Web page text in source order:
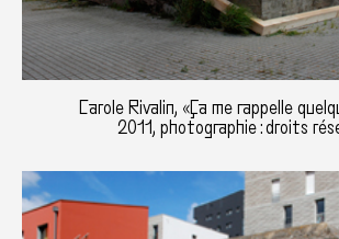
Carole Rivalin, «Ça me rappelle
2011, photographie : droits